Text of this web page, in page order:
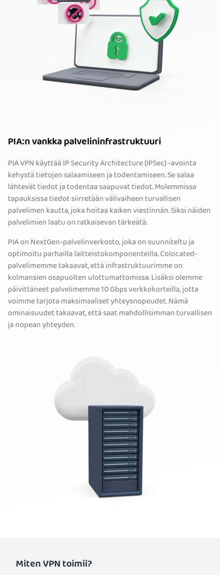
PIA:n vankka palvelininfrastruktuuri
PIA VPN käyttää IP Security Architecture (IPSec) -avointa
kehystä tietojen salaamiseen ja todentamiseen. Se salaa
lähtevät tiedot ja todentaa saapuvat tiedot. Molemmissa
tapauksissa tiedot siirretään välivaiheen turvallisen
palvelimen kautta, joka hoitaa kaiken viestinnän. Siksi näiden
palvelimien laatu on ratkaisevan tärkeätä.
PIA on NextGen-palvelinverkosto, joka on suunniteltu ja
optimoitu parhailla laitteistokomponenteilla. Colocated-
palvelimemme takaavat, että infrastruktuurimme on
kolmansien osapuolten ulottumattomissa. Lisäksi olemme
päivittäneet palvelimemme 10 Gbps verkkokorteilla, jotta
voimme tarjota maksimaaliset yhteysnopeudet. Nämä
ominaisuudet takaavat, että saat mahdollisimman turvallisen
ja nopean yhteyden.
Miten VPN toimii?